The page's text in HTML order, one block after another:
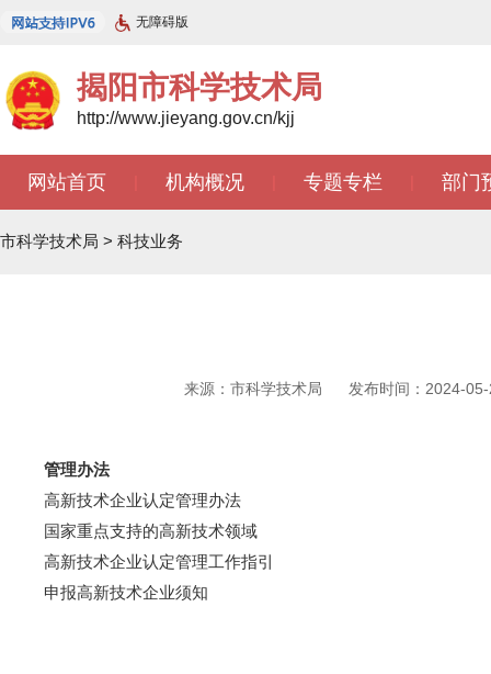
无障碍版
揭阳市科学技术局
http://www.jieyang.gov.cn/kjj
网站首页 机构概况 专题专栏 部门
市科学技术局 > 科技业务
来源：市科学技术局 发布时间：2024-
管理办法
高新技术企业认定管理办法
国家重点支持的高新技术领域
高新技术企业认定管理工作指引
申报高新技术企业须知